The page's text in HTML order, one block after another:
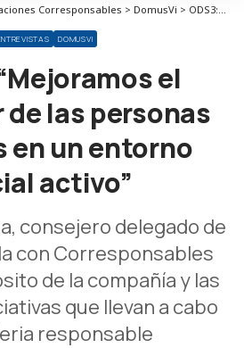
Corresponsables > Organizaciones Corresponsables > DomusVi > ODS3: “Mejoramos el bienestar de las personas mayores en un entorno social activo”
DOMUSVI
el
las personas
en un entorno
activo”
consejero delegado de
con Corresponsables
de la compañía y las
que llevan a cabo
responsable